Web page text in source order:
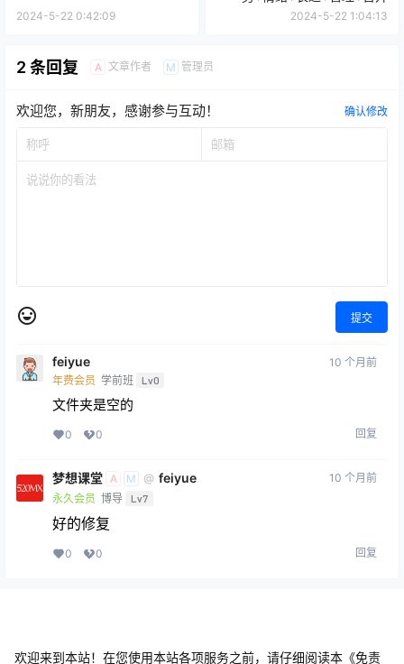
2024-5-22 0:42:09 2024-5-22 1:04:13
2 条回复 A 文章作者 M 管理员
欢迎您，新朋友，感谢参与互动！ 确认修改
提交
feiyue
年费会员 学前班 Lv0
10 个月前
文件夹是空的
0 0 回复
梦想课堂 A M @ feiyue
永久会员 博导 Lv7
10 个月前
好的修复
0 0 回复
欢迎来到本站！在您使用本站各项服务之前，请仔细阅读本《免责